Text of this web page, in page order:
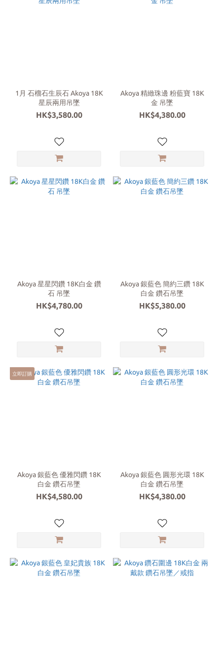
1月 石榴石生辰石 Akoya 18K
星辰兩用吊墜
HK$3,580.00
Akoya 精緻珠邊 粉藍寶 18K
金 吊墜
HK$4,380.00
Akoya 星星閃鑽 18K白金 鑽
石 吊墜
HK$4,780.00
Akoya 銀藍色 簡約三鑽 18K
白金 鑽石吊墜
HK$5,380.00
立即訂購
Akoya 銀藍色 優雅閃鑽 18K
白金 鑽石吊墜
HK$4,580.00
Akoya 銀藍色 圓形光環 18K
白金 鑽石吊墜
HK$4,380.00